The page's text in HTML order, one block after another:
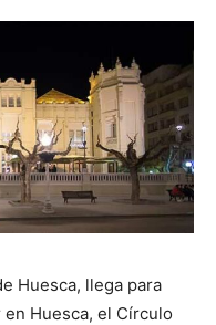
Huesca, llega para
Huesca, el Círculo